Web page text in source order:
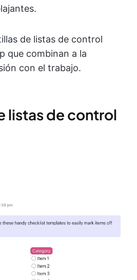
de listas de control
que combinan a la
con el trabajo.
listas de control